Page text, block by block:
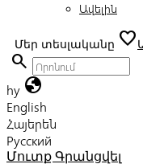
Ավելին
Մեր տեսլականը favorite
search
hy globe
English
Հայերեն
Русский
Մուտք Գրանցվել